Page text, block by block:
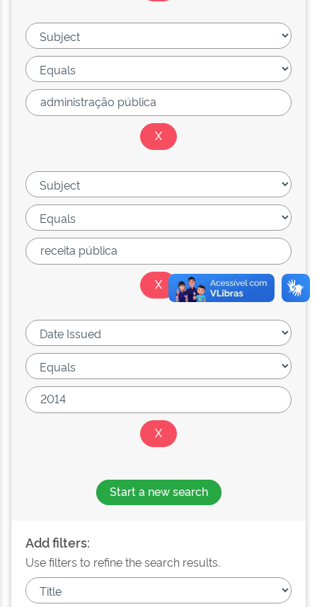
Start a new search
Add filters:
Use filters to refine the search results.